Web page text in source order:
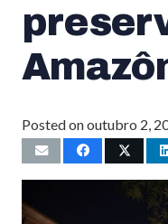
Posted onoutubro 2,